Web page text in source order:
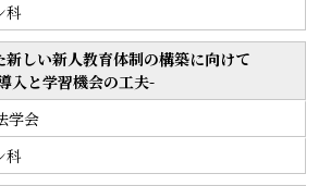
科
しい新人教育体制の構築に向けて
入と学習機会の工夫-
学会
科